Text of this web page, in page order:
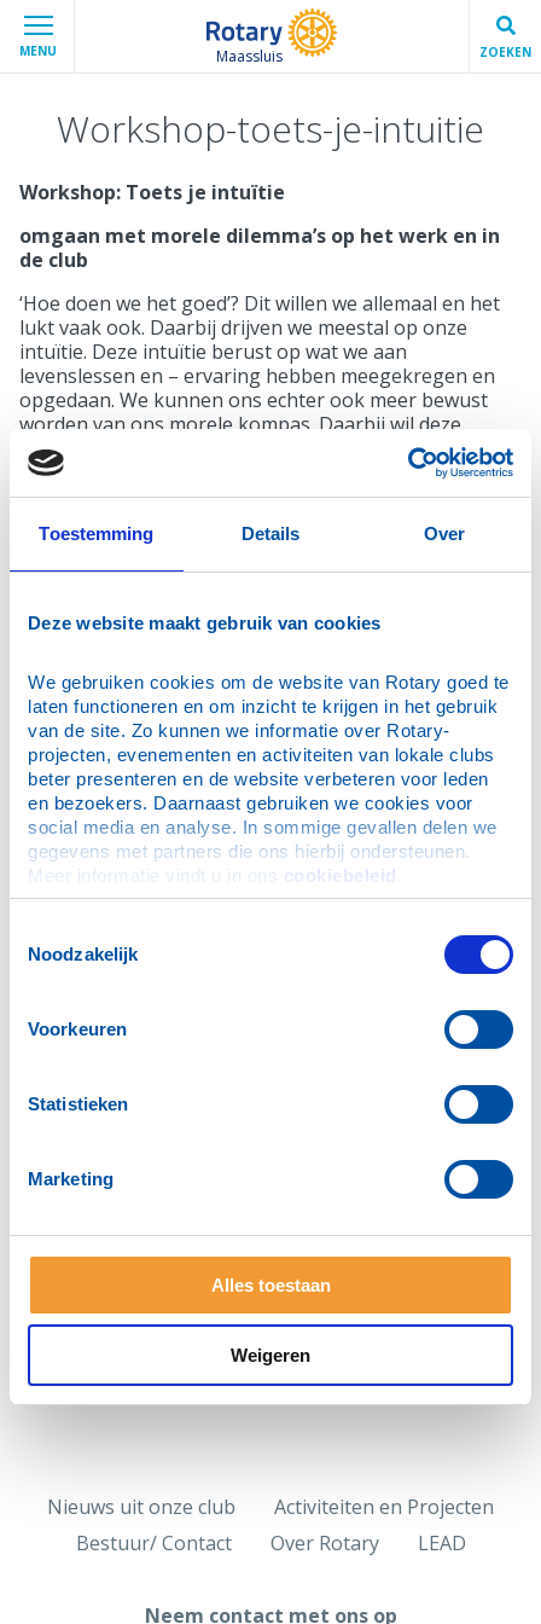
Toestemming Details Over
Deze website maakt gebruik van cookies
We gebruiken cookies om de website van Rotary goed te
laten functioneren en om inzicht te krijgen in het gebruik
van de site. Zo kunnen we informatie over Rotary-
projecten, evenementen en activiteiten van lokale clubs
beter presenteren en de website verbeteren voor leden
en bezoekers. Daarnaast gebruiken we cookies voor
social media en analyse. In sommige gevallen delen we
gegevens met partners die ons hierbij ondersteunen.
Meer informatie vindt u in ons cookiebeleid
Noodzakelijk
Voorkeuren
Statistieken
Marketing
Alles toestaan
Weigeren
MENU Maassluis ZOEKEN
Workshop-toets-je-intuitie
Workshop: Toets je intuïtie
omgaan met morele dilemma’s op het werk en in
de club
‘Hoe doen we het goed’? Dit willen we allemaal en het
lukt vaak ook. Daarbij drijven we meestal op onze
intuïtie. Deze intuïtie berust op wat we aan
levenslessen en – ervaring hebben meegekregen en
opgedaan. We kunnen ons echter ook meer bewust
worden van ons morele kompas. Daarbij wil deze
workshop helpen door concreet te maken welke
afwegingen je kunt maken bij een moreel dilemma. En
hoe je dat kunt aanpakken.
Neem contact op voor de mogelijkheden en/of het
plannen van een workshop bij uw club:
Voor leden
International
The Rotary Foundation
Toolbox
Handboek D1600
Vocational
Aan de slag met vocational services
Morele dilemmas met uitwerking
Workshop-diversiteit-en-inclusie
Workshop-toets-je-intuitie
Deel deze pagina:
Nieuws uit onze club
Activiteiten en Projecten
Bestuur/ Contact
Over Rotary LEAD
Neem contact met ons op